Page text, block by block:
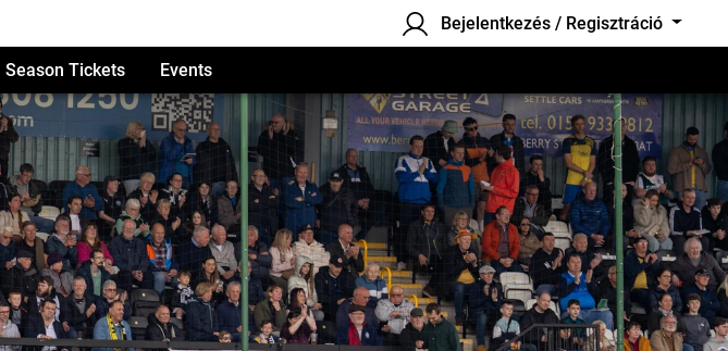
Bejelentkezés / Regisztráció
Season Tickets Events